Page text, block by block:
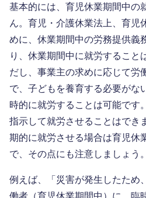
基本的には、育児休業期間中の
ん。育児・介護休業法上、育児
めに、休業期間中の労務提供義
り、休業期間中に就労すること
だし、事業主の求めに応じて労
で、子どもを養育する必要がな
時的に就労することは可能です
指示して就労させることはでき
期的に就労させる場合は育児休
で、その点にも注意しましょう。
例えば、「災害が発生したため